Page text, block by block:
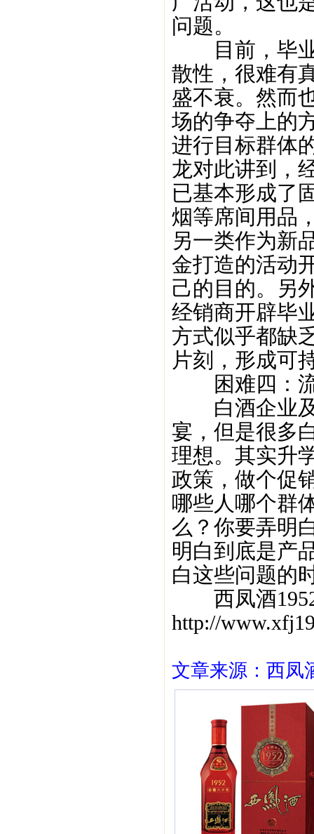
问题。
目前，毕业
散性，很难有
盛不衰。然而
场的争夺上的
进行目标群体
龙对此讲到，
已基本形成了
烟等席间用品
另一类作为新
金打造的活动
己的目的。另
经销商开辟毕
方式似乎都缺
片刻，形成可
困难四：流
白酒企业及
宴，但是很多
理想。其实升
政策，做个促
哪些人哪个群
么？你要弄明
明白到底是产
白这些问题的
西凤酒1952,
http://
文章来源：西凤